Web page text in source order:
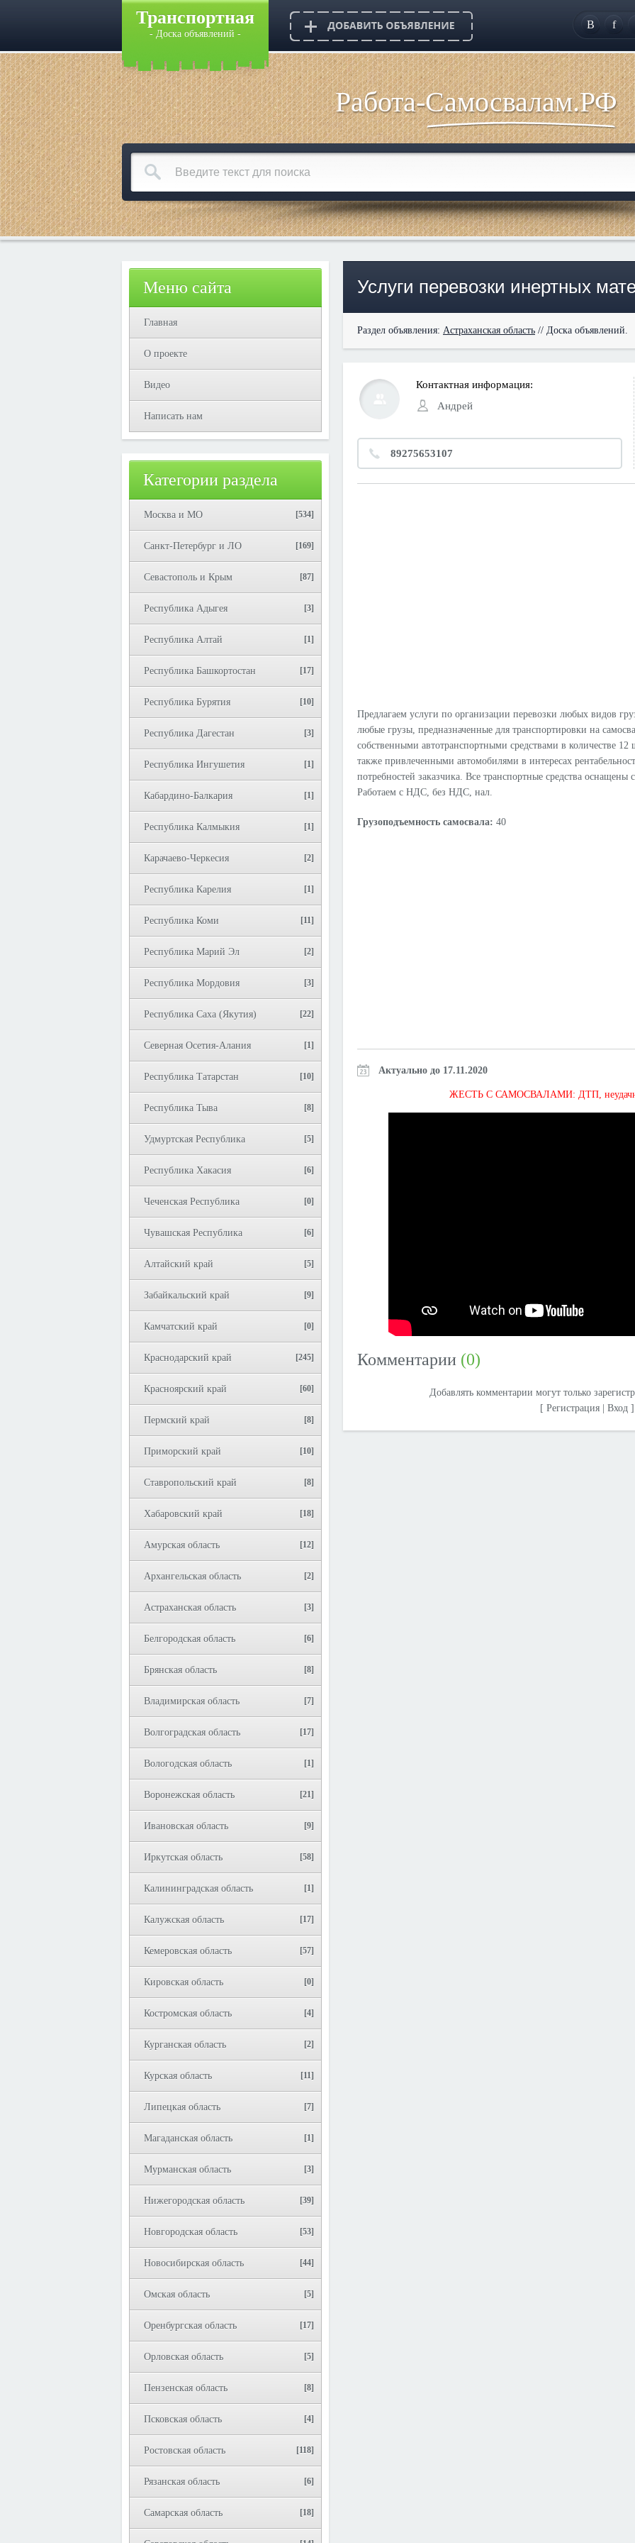
Транспортная
- Доска объявлений -
B f
Работа-Самосвалам.РФ
Меню сайта
Главная
О проекте
Видео
Написать нам
Категории раздела
Москва и МО [534]
Санкт-Петербург и ЛО [169]
Севастополь и Крым [87]
Республика Адыгея [3]
Республика Алтай [1]
Республика Башкортостан [17]
Республика Бурятия [10]
Республика Дагестан [3]
Республика Ингушетия [1]
Кабардино-Балкария [1]
Республика Калмыкия [1]
Карачаево-Черкесия [2]
Республика Карелия [1]
Республика Коми [11]
Республика Марий Эл [2]
Республика Мордовия [3]
Республика Саха (Якутия) [22]
Северная Осетия-Алания [1]
Республика Татарстан [10]
Республика Тыва [8]
Удмуртская Республика [5]
Республика Хакасия [6]
Чеченская Республика [0]
Чувашская Республика [6]
Алтайский край [5]
Забайкальский край [9]
Камчатский край [0]
Краснодарский край [245]
Красноярский край [60]
Пермский край [8]
Приморский край [10]
Ставропольский край [8]
Хабаровский край [18]
Амурская область [12]
Архангельская область [2]
Астраханская область [3]
Белгородская область [6]
Брянская область [8]
Владимирская область [7]
Волгоградская область [17]
Вологодская область [1]
Воронежская область [21]
Ивановская область [9]
Иркутская область [58]
Калининградская область [1]
Калужская область [17]
Кемеровская область [57]
Кировская область [0]
Костромская область [4]
Курганская область [2]
Курская область [11]
Липецкая область [7]
Магаданская область [1]
Мурманская область [3]
Нижегородская область [39]
Новгородская область [53]
Новосибирская область [44]
Омская область [5]
Оренбургская область [17]
Орловская область [5]
Пензенская область [8]
Псковская область [4]
Ростовская область [118]
Рязанская область [6]
Самарская область [18]
Услуги перевозки инертных
Раздел объявления: Астраханская область // Доска объявлений.
Контактная информация:
Андрей
89275653107
Предлагаем услуги по организации перевозки любых видов
любые грузы, предназначенные для транспортировки на
собственными автотранспортными средствами в количестве
также привлеченными автомобилями в интересах
потребностей заказчика. Все транспортные средства
Работаем с НДС, без НДС, нал.
Грузоподъемность самосвала: 40
Актуально до 17.11.2020
ЖЕСТЬ С САМОСВАЛАМИ: ДТП,
Комментарии (0)
Добавлять комментарии могут только
[ Регистрация| Вход]